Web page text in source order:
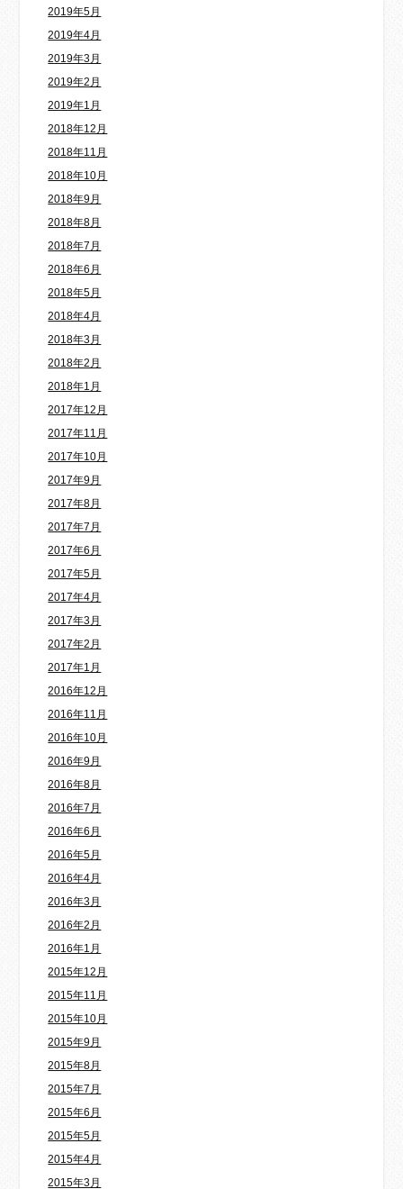
2019年5月
2019年4月
2019年3月
2019年2月
2019年1月
2018年12月
2018年11月
2018年10月
2018年9月
2018年8月
2018年7月
2018年6月
2018年5月
2018年4月
2018年3月
2018年2月
2018年1月
2017年12月
2017年11月
2017年10月
2017年9月
2017年8月
2017年7月
2017年6月
2017年5月
2017年4月
2017年3月
2017年2月
2017年1月
2016年12月
2016年11月
2016年10月
2016年9月
2016年8月
2016年7月
2016年6月
2016年5月
2016年4月
2016年3月
2016年2月
2016年1月
2015年12月
2015年11月
2015年10月
2015年9月
2015年8月
2015年7月
2015年6月
2015年5月
2015年4月
2015年3月